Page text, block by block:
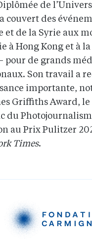
de
couvert des
et de la Syrie aux
à Hong Kong et à
pour de grands
Son travail a
importante,
Griffiths Award, le
du
au Prix Pulitzer
Times.